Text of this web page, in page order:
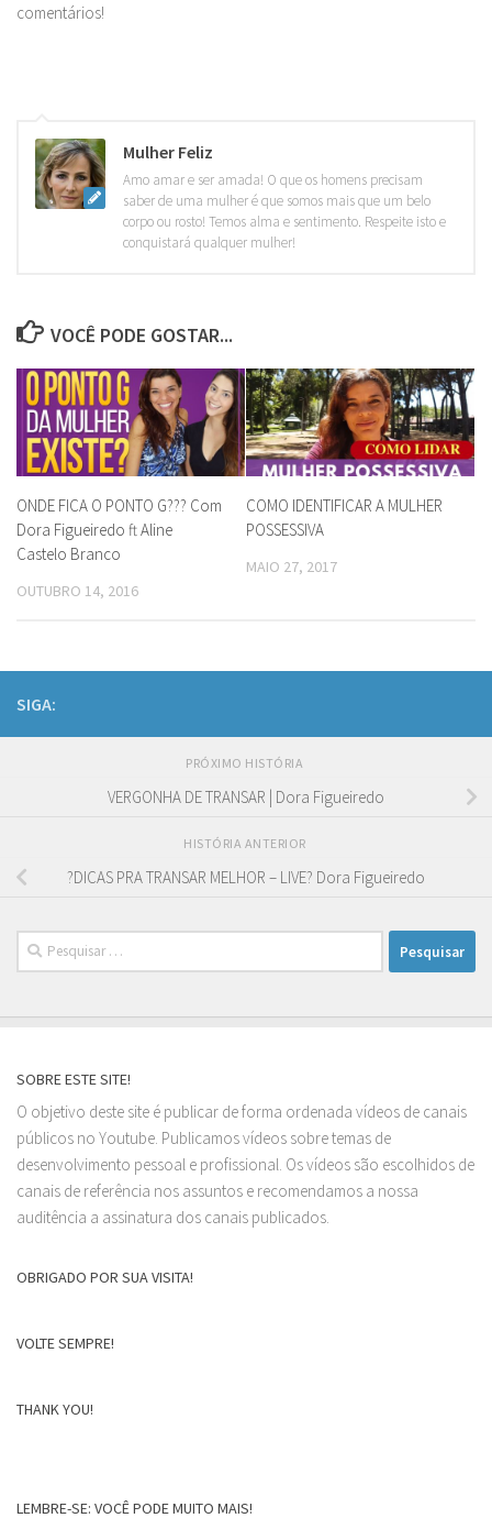
comentários!
Mulher Feliz
Amo amar e ser amada! O que os homens precisam
saber de uma mulher é que somos mais que um belo
corpo ou rosto! Temos alma e sentimento. Respeite isto e
conquistará qualquer mulher!
VOCÊ PODE GOSTAR...
ONDE FICA O PONTO G??? Com
Dora Figueiredo ft Aline
Castelo Branco
OUTUBRO 14, 2016
COMO IDENTIFICAR A MULHER
POSSESSIVA
MAIO 27, 2017
SIGA:
PRÓXIMO HISTÓRIA
VERGONHA DE TRANSAR | Dora Figueiredo
HISTÓRIA ANTERIOR
?DICAS PRA TRANSAR MELHOR – LIVE? Dora Figueiredo
Pesquisar
por:
SOBRE ESTE SITE!
O objetivo deste site é publicar de forma ordenada vídeos de canais
públicos no Youtube. Publicamos vídeos sobre temas de
desenvolvimento pessoal e profissional. Os vídeos são escolhidos de
canais de referência nos assuntos e recomendamos a nossa
auditência a assinatura dos canais publicados.
OBRIGADO POR SUA VISITA!
VOLTE SEMPRE!
THANK YOU!
LEMBRE-SE: VOCÊ PODE MUITO MAIS!